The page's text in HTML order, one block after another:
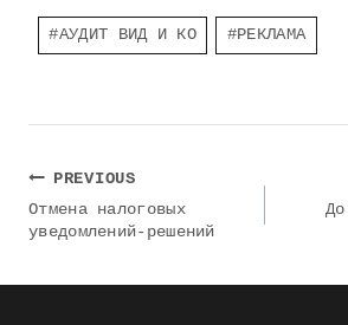
и
Post
Tags:
#АУДИТ ВИД И КО #РЕКЛАМА
Навигация
по
записям
PREVIOUS
Отмена налоговых
уведомлений-решений